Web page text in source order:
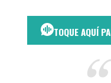
TOQUE AQUÍ